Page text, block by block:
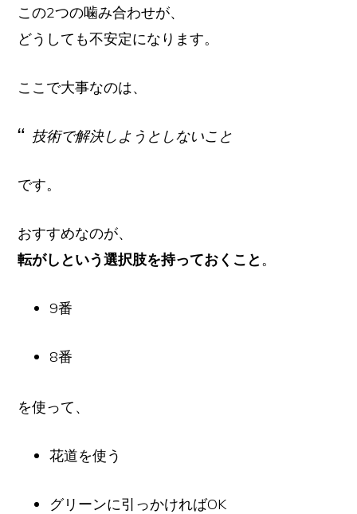
この2つの噛み合わせが、
どうしても不安定になります。
ここで大事なのは、
技術で解決しようとしないこと
です。
おすすめなのが、
転がしという選択肢を持っておくこと。
9番
8番
を使って、
花道を使う
グリーンに引っかければOK